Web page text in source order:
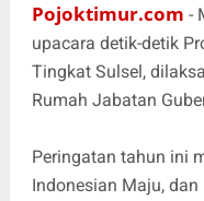
Pojoktimur.com -
upacara detik-detik
Tingkat Sulsel,
Rumah Jabatan
Peringatan tahun ini
Indonesian Maju,